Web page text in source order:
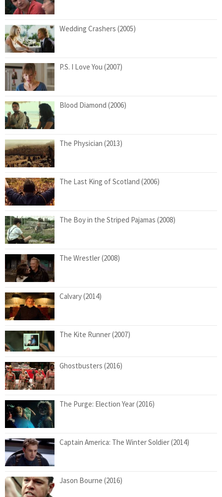
Wedding Crashers (2005)
P.S. I Love You (2007)
Blood Diamond (2006)
The Physician (2013)
The Last King of Scotland (2006)
The Boy in the Striped Pajamas (2008)
The Wrestler (2008)
Calvary (2014)
The Kite Runner (2007)
Ghostbusters (2016)
The Purge: Election Year (2016)
Captain America: The Winter Soldier (2014)
Jason Bourne (2016)